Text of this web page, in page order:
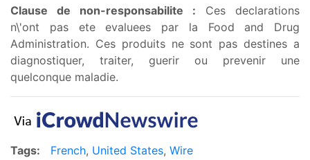
Clause de non-responsabilite : Ces declarations
n\'ont pas ete evaluees par la Food and Drug
Administration. Ces produits ne sont pas destines a
diagnostiquer, traiter, guerir ou prevenir une
quelconque maladie.
Tags: French, United States, Wire